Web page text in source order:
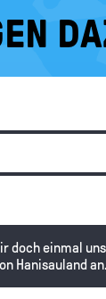
doch einmal
Hanisauland